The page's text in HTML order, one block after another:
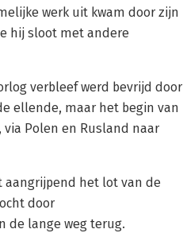
werk uit kwam door zijn
hij sloot met andere
verbleef werd bevrijd door
ellende, maar het begin van
Polen en Rusland naar
aangrijpend het lot van de
door
de lange weg terug.